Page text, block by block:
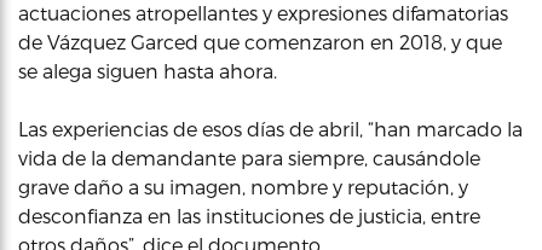
actuaciones atropellantes y expresiones difamatorias
de Vázquez Garced que comenzaron en 2018, y que
se alega siguen hasta ahora.
Las experiencias de esos días de abril, “han marcado la
vida de la demandante para siempre, causándole
grave daño a su imagen, nombre y reputación, y
desconfianza en las instituciones de justicia, entre
otros daños”, dice el documento.